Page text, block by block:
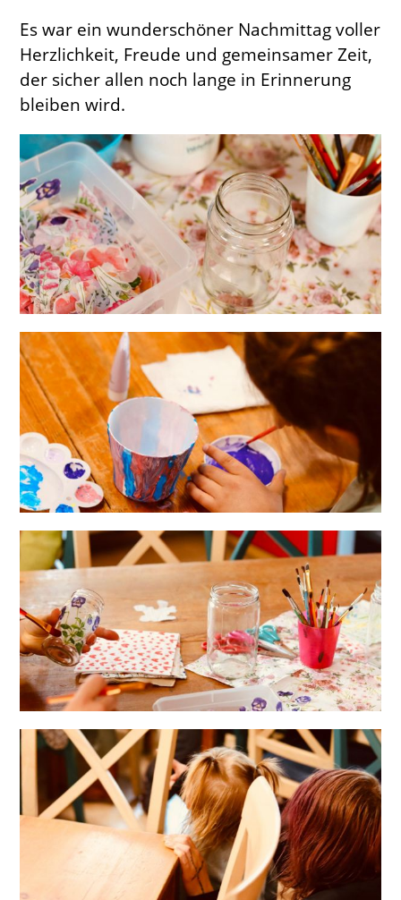
Es war ein wunderschöner Nachmittag voller
Herzlichkeit, Freude und gemeinsamer Zeit,
der sicher allen noch lange in Erinnerung
bleiben wird.